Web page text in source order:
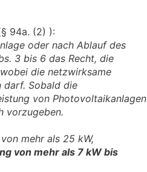
94a. (2) ):
oder nach Ablauf des
3 bis 6 das Recht, die
die netzwirksame
darf. Sobald die
von Photovoltaikanlagen
vorzugeben.
mehr als 25 kW,
von mehr als 7 kW bis